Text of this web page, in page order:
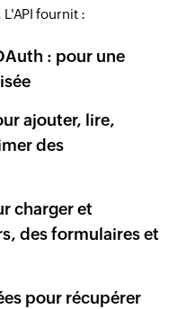
fournit :
: pour une
ajouter, lire,
des
charger et
des formulaires et
pour récupérer